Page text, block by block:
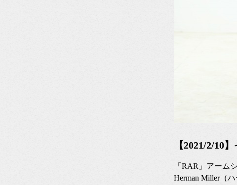
【2021/2/10
「RAR」アーム
Herman Miller（